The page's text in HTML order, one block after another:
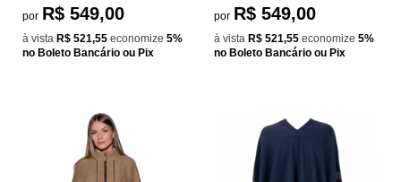
por R$ 549,00
à vista R$ 521,55 economize 5%
no Boleto Bancário ou Pix
por R$ 549,00
à vista R$ 521,55 economize 5%
no Boleto Bancário ou Pix